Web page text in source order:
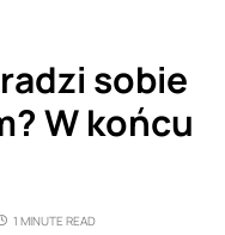
sobie
W końcu
1 MINUTE READ